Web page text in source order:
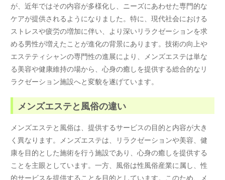
が、近年ではその内容が多様化し、ニーズにあわせた専門的な
ケアが提供されるようになりました。特に、現代社会における
ストレスや疲労の増加に伴い、より深いリラクゼーションを求
める男性が増えたことが進化の背景にあります。技術の向上や
エステティシャンの専門性の進展により、メンズエステは単な
る美容や健康維持の場から、心身の癒しを提供する総合的なリ
ラクゼーション施設へと変貌を遂げています。
メンズエステと風俗の違い
メンズエステと風俗は、提供するサービスの目的と内容が大き
く異なります。メンズエステは、リラクゼーションや美容、健
康を目的とした施術を行う施設であり、心身の癒しを提供する
ことを主眼としています。一方、風俗は性風俗産業に属し、性
的サービスを提供することを目的としています。このため、メ